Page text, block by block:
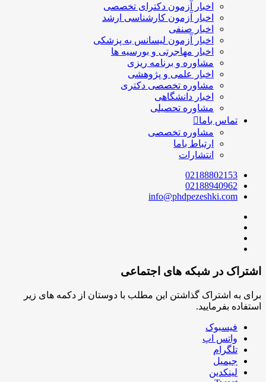
اخبار آزمون دکترای تخصصی
اخبار آزمون کارشناسی ارشد
اخبار صنفی
اخبار آزمون لیسانس به پزشکی
اخبار مهاجرتی و بورسیه ها
مشاوره و برنامه ریزی
اخبار علمی و پژوهشی
مشاوره تخصصی دکتری
اخبار دانشگاهی
مشاوره تحصیلی
تماس باما
مشاوره تخصصی
ارتباط باما
انتشارات
02188802153
02188940962
info@phdpezeshki.com
اشتراک در شبکه های اجتماعی
برای به اشتراک گذاشتن این مطلب با دوستان از دکمه های زیر
استفاده بفرمایید.
فیسبوک
واتس اپ
تلگرام
جیمیل
لینکدین